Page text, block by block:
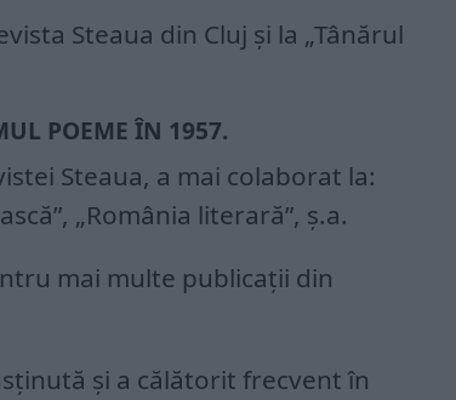
Steaua din Cluj şi la „Tânărul
POEME ÎN 1957.
Steaua, a mai colaborat la:
„România literară”, ş.a.
mai multe publicaţii din
şi a călătorit frecvent în